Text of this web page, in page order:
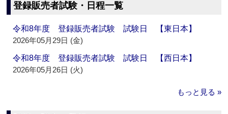
登録販売者試験・日程一覧
令和8年度 登録販売者試験 試験日 【東日本】
2026年05月29日 (金)
令和8年度 登録販売者試験 試験日 【西日本】
2026年05月26日 (火)
もっと見る »